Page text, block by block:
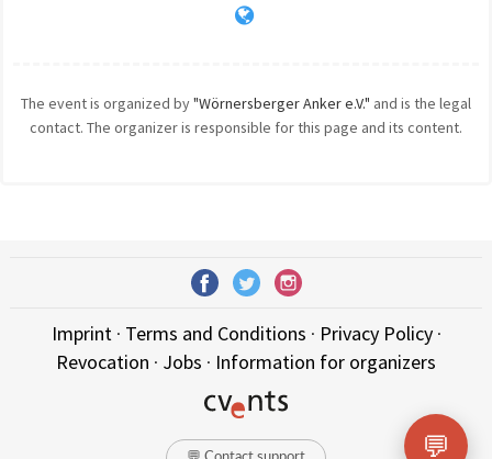
The event is organized by"Wörnersberger Anker e.V." and is the legal
contact. The organizer is responsible for this page and its content.
Imprint· Terms and Conditions · Privacy Policy·
Revocation · Jobs · Information for organizers
💬